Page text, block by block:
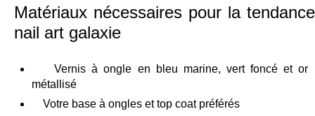
Matériaux nécessaires pour la tendance
nail art galaxie
Vernis à ongle en bleu marine, vert foncé et or
métallisé
Votre base à ongles et top coat préférés